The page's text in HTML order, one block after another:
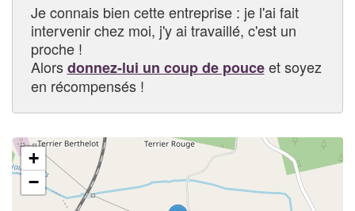
Je connais bien cette entreprise : je l'ai fait
intervenir chez moi, j'y ai travaillé, c'est un
proche !
Alorsdonnez-lui un coup de pouceet soyez
en récompensés !
+
−